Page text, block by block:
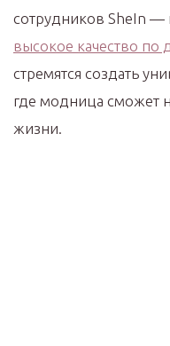
сотрудников SheIn —
высокое качество по
стремятся создать
где модница сможет
жизни.